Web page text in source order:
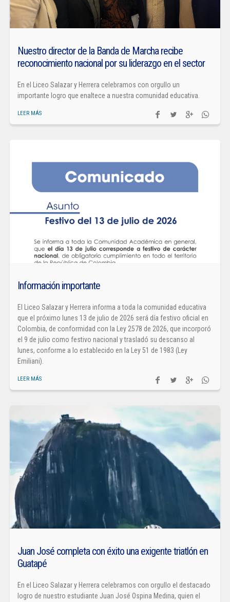
Nuestro director de la Banda de Marcha recibe
reconocimiento nacional por su liderazgo en el sector
En el Liceo Salazar y Herrera celebramos con orgullo un
importante logro que enaltece a nuestra comunidad educativa.
LEER MÁS
Información importante
El Liceo Salazar y Herrera informa a toda la comunidad educativa
que el próximo lunes 13 de julio de 2026 será día festivo oficial en
Colombia, de conformidad con la Ley 2578 de 2026, que incorporó
el 9 de julio como festivo nacional y trasladó su descanso al
lunes, conforme a lo establecido en la Ley 51 de 1983 (Ley
Emiliani).
LEER MÁS
Juan José completa con éxito una exigente triatlón en
Guatapé
En el Liceo Salazar y Herrera celebramos con orgullo el destacado
logro de nuestro estudiante Juan José Ospina Medina, quien el